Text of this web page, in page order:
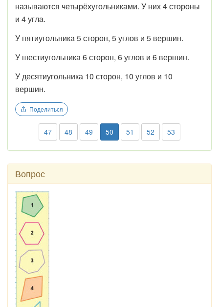
называются четырёхугольниками. У них 4 сто­роны
и 4 угла.
У пятиугольника 5 сторон, 5 углов и 5 вершин.
У шестиугольника 6 сторон, 6 углов и 6 вершин.
У десятиугольника 10 сторон, 10 углов и 10
вершин.
Поделиться
47 48 49 50 51 52 53
Вопрос